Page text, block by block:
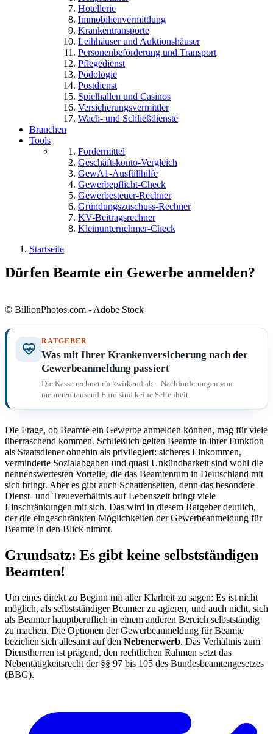
Hotellerie
Immobilienvermittlung
Krankentransporte
Leihhäuser und Auktionshäuser
Personenbeförderung und Transport
Pflegedienst
Podologie
Postdienst
Spielhallen und Casinos
Versicherungsvermittler
Wach- und Schließdienste
Branchen
Tools
Fördermittel
Geschäftskonto-Vergleich
GewA1-Ausfüllhilfe
Gewerbepflicht-Check
Gewerbesteuer-Rechner
Gründungszuschuss-Rechner
KV-Beitragsrechner
Kleinunternehmer-Check
Startseite
Dürfen Beamte ein Gewerbe anmelden?
© BillionPhotos.com - Adobe Stock
RATGEBER
Was mit Ihrer Krankenversicherung nach der
Gewerbeanmeldung passiert
Die Kasse rechnet rückwirkend ab – Nachforderungen von
mehreren tausend Euro sind keine Seltenheit.
Die Frage, ob Beamte ein Gewerbe anmelden können, mag für viele
überraschend kommen. Schließlich gelten Beamte in ihrer Funktion
als Staatsdiener ohnehin als privilegiert: sicheres Einkommen,
verminderte Sozialabgaben und quasi Unkündbarkeit sind wohl die
nennenswertesten Vorteile, die das Beamtentum in Deutschland mit
sich bringt. Aber es gibt auch Schattenseiten, denn das besondere
Dienst- und Treueverhältnis auf Lebenszeit bringt viele
Einschränkungen mit sich. Das wird in diesem Ratgeber deutlich,
der die eingeschränkten Möglichkeiten der Gewerbeanmeldung für
Beamte in den Blick nimmt.
Grundsatz: Es gibt keine selbstständigen
Beamten!
Um eines direkt zu Beginn mit aller Klarheit zu sagen: Es ist nicht
möglich, als selbstständiger Beamter zu agieren, und auch nicht, sich
als Beamter hauptberuflich in einem anderen Bereich selbstständig
zu machen. Die Optionen der Gewerbeanmeldung für Beamte
beziehen sich allesamt auf den Nebenerwerb. Das Verhältnis zum
Dienstherren ist prägend, den rechtlichen Rahmen setzt das
Nebentätigkeitsrecht der §§ 97 bis 105 des Bundesbeamtengesetzes
(BBG).